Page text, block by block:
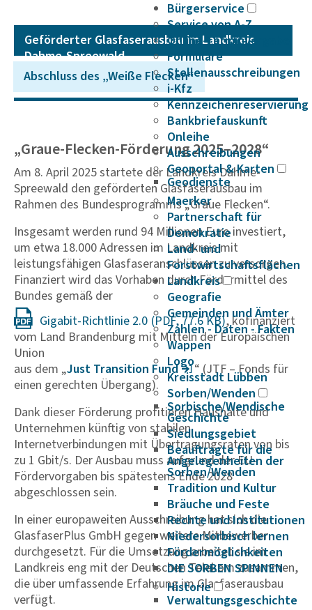
Bürgerservice
Service von A-Z
Online-Terminvergabe
Formulare
Stellenausschreibungen
i-Kfz
Kennzeichenreservierung
Bankbriefauskunft
Onleihe
Ausschreibungen
Geoportal & Karten
Geodienste
Maerker
Partnerschaft für
Demokratie
Land- und
Forstwirtschaftsflächen
Landkreis
Geografie
Gemeinden und Ämter
Zahlen - Daten - Fakten
Wappen
Logo
Kreisstadt Lübben
Sorben/Wenden
Sorbische/Wendische
Geschichte
Siedlungsgebiet
Beauftragte für die
Angelegenheiten der
Sorben/Wenden
Tradition und Kultur
Bräuche und Feste
Rechte und Institutionen
Niedersorbisch lernen
Fördermöglichkeiten
DIE SORBEN SPINNEN
Historie
Verwaltungsgeschichte
Geför­derter Glas­fa­ser­ausbau im Land­kreis
Dahme-Spree­wald
„Graue-Flecken-Förderung 2025–2028“
Am 8. April 2025 startete der Landkreis Dahme-
Spreewald den geförderten Glasfaserausbau im
Rahmen des Bundesprogramms „Graue Flecken“.
Insgesamt werden rund 94 Millionen Euro investiert,
um etwa 18.000 Adressen im Landkreis mit
leistungsfähigen Glasfaseranschlüssen zu versorgen.
Finanziert wird das Vorhaben durch Fördermittel des
Bundes gemäß der
Gigabit-Richt­linie 2.0
, kofinanziert
vom Land Brandenburg mit Mitteln der Europäischen
Union
aus dem „Just Tran­si­tion Fund
“ (JTF – Fonds für
einen gerechten Übergang).
Dank dieser Förderung profitieren Haushalte und
Unternehmen künftig von stabilen
Internetverbindungen mit Übertragungsraten von bis
zu 1 Gbit/s. Der Ausbau muss aufgrund der EU-
Fördervorgaben bis spätestens Ende 2028
abgeschlossen sein.
In einer europaweiten Ausschreibung hat sich die
GlasfaserPlus GmbH gegen weitere Mitbewerber
durchgesetzt. Für die Umsetzung arbeitet sie im
Landkreis eng mit der Deutschen Telekom zusammen,
die über umfassende Erfahrung im Glasfaserausbau
verfügt.
Abschluss des „Weiße Flecken“